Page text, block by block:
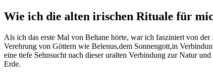
Wie⁤ ich die‌ alten irischen Rituale für⁣
Als ⁢ich das erste Mal von Beltane hörte, war ich fasziniert ⁤von
Verehrung von Göttern wie Belenus,dem Sonnengott,in
eine tiefe ⁢Sehnsucht nach‌ dieser uralten Verbindung ⁤zur ‍Natur
Erde.